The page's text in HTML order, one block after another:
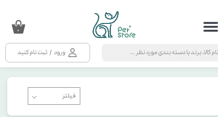
ورود / ثبت نام کنید
حساب کاربری من
سفارشات
۰